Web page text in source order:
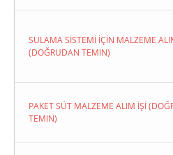
SULAMA SİSTEMİ İÇİN MALZEME
(DOĞRUDAN TEMIN)
PAKET SÜT MALZEME ALIM İŞİ
TEMIN)